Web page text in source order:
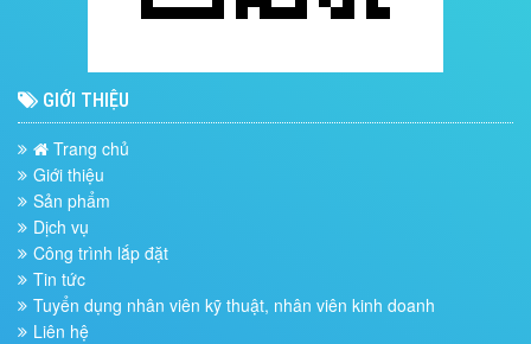
GIỚI THIỆU
Trang chủ
Giới thiệu
Sản phẩm
Dịch vụ
Công trình lắp đặt
Tin tức
Tuyển dụng nhân viên kỹ thuật, nhân viên kinh doanh
Liên hệ